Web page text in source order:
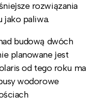
rozwiązania
jako paliwa.
budową dwóch
planowane jest
od tego roku ma
wodorowe